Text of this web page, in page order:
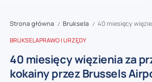
Strona główna / Bruksela / 40 miesięcy więzienia za
BRUKSELAPRAWO I URZĘDY
40 miesięcy więzienia za
kokainy przez Brussels